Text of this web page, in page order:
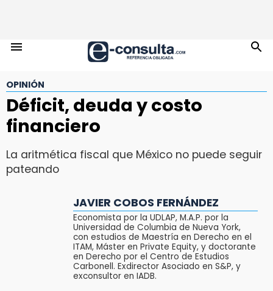
OPINIÓN
Déficit, deuda y costo
financiero
La aritmética fiscal que México no puede seguir
pateando
JAVIER COBOS FERNÁNDEZ
Economista por la UDLAP, M.A.P. por la
Universidad de Columbia de Nueva York,
con estudios de Maestría en Derecho en el
ITAM, Máster en Private Equity, y doctorante
en Derecho por el Centro de Estudios
Carbonell. Exdirector Asociado en S&P, y
exconsultor en IADB.